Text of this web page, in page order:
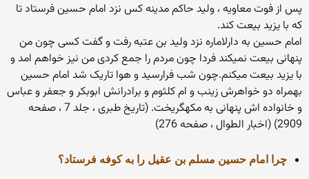
پس از فوت معاویه ، ولید حاکم مدینه کس نزد امام حسین فرستاد تا
که با یزید بیعت کند.
امام حسین به دارلاماره نزد ولید بن عتبه رفت و گفت کسی چون من
پنهانی بیعت نمیکند فردا چون مردم را جمع کردی من نیز خواهم امد و
با یزید بیعت میکنم.چون شب فرارسید و هوا تاریک شد امام حسین
بهمراه دو خواهرش زینب و ام کلثوم و برادرانش ابوبکر و جعفر و عباس
و خانواده اش پنهانی به مکهگریخت. (تاریخ طبری ، جلد 7 ، صفحه
2909) (اخبار الطوال ، صفحه 276)
چرا امام حسین مسلم بن عقیل را به کوفه فرستاد؟